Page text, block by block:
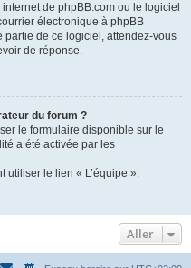
de phpBB.com ou le logiciel
électronique à phpBB
partie de ce logiciel, attendez-vous
de réponse.
du forum ?
le formulaire disponible sur le
a été activée par les
utiliser le lien « L’équipe ».
Aller